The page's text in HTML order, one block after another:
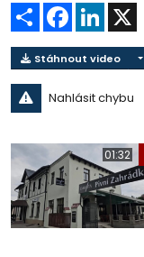
Sdílet Facebook
LinkedIn
Stáhnout video
Nahlásit chybu
01:32